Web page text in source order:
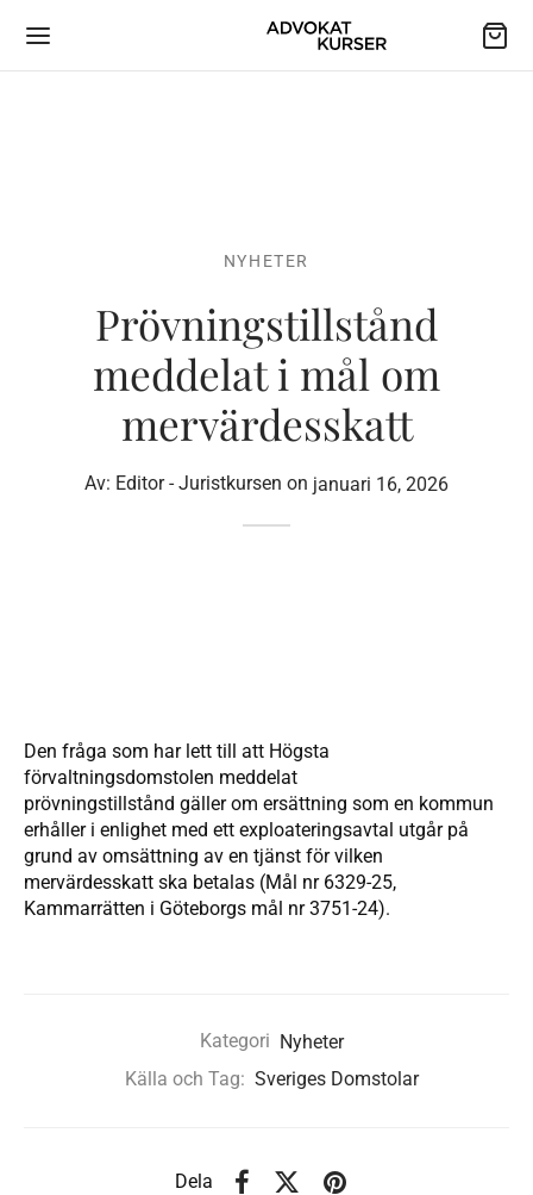
NYHETER
Prövningstillstånd
meddelat i mål om
mervärdesskatt
Av: Editor - Juristkursen on januari 16, 2026
Den fråga som har lett till att Högsta
förvaltningsdomstolen meddelat
prövningstillstånd gäller om ersättning som en kommun
erhåller i enlighet med ett exploateringsavtal utgår på
grund av omsättning av en tjänst för vilken
mervärdesskatt ska betalas (Mål nr 6329-25,
Kammarrätten i Göteborgs mål nr 3751-24).
Kategori Nyheter
Källa och Tag: Sveriges Domstolar
Dela